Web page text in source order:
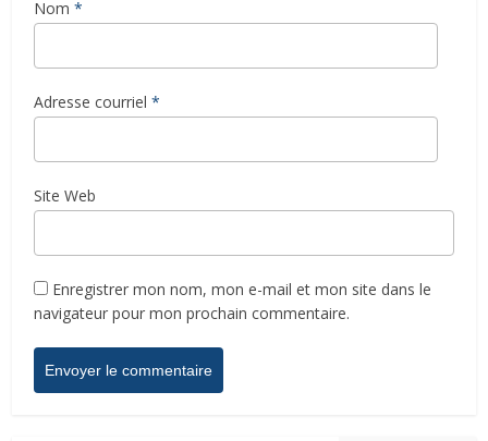
Nom *
Adresse courriel *
Site Web
Enregistrer mon nom, mon e-mail et mon site dans le
navigateur pour mon prochain commentaire.